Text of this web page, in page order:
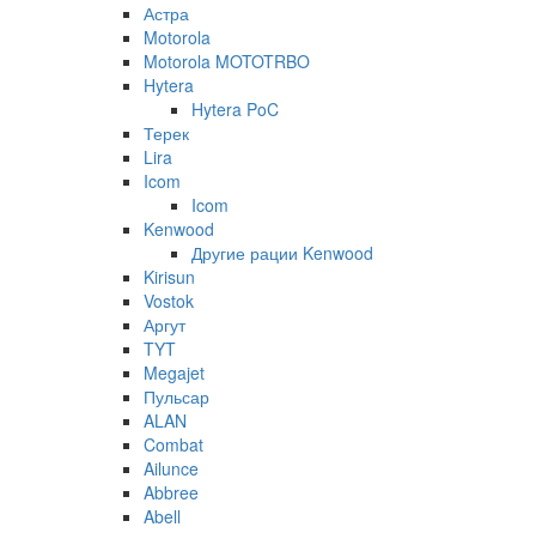
Астра
Motorola
Motorola MOTOTRBO
Hytera
Hytera PoC
Терек
Lira
Icom
Icom
Kenwood
Другие рации Kenwood
Kirisun
Vostok
Аргут
TYT
Megajet
Пульсар
ALAN
Combat
Ailunce
Abbree
Abell